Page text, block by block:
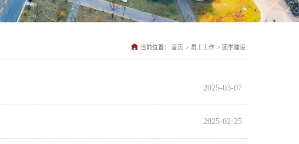
当前位置： 首页 > 员工工作 > 团学建设
2025-03-07
2025-02-25